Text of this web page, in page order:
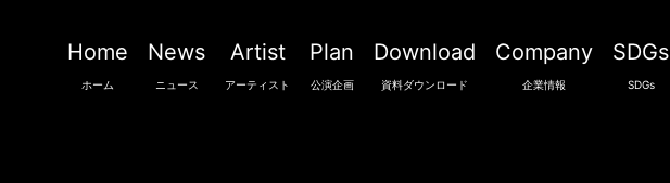
Home
ホーム
News
ニュース
Artist
アーティスト
Plan
公演企画
Download
資料ダウンロード
Company
企業情報
SDGs
SDGs